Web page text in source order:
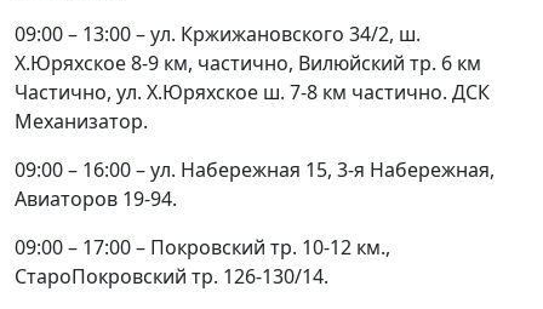
09:00 – 13:00 – ул. Кржижановского 34/2, ш.
Х.Юряхское 8-9 км, частично, Вилюйский тр. 6 км
Частично, ул. Х.Юряхское ш. 7-8 км частично. ДСК
Механизатор.
09:00 – 16:00 – ул. Набережная 15, 3-я Набережная,
Авиаторов 19-94.
09:00 – 17:00 – Покровский тр. 10-12 км.,
СтароПокровский тр. 126-130/14.